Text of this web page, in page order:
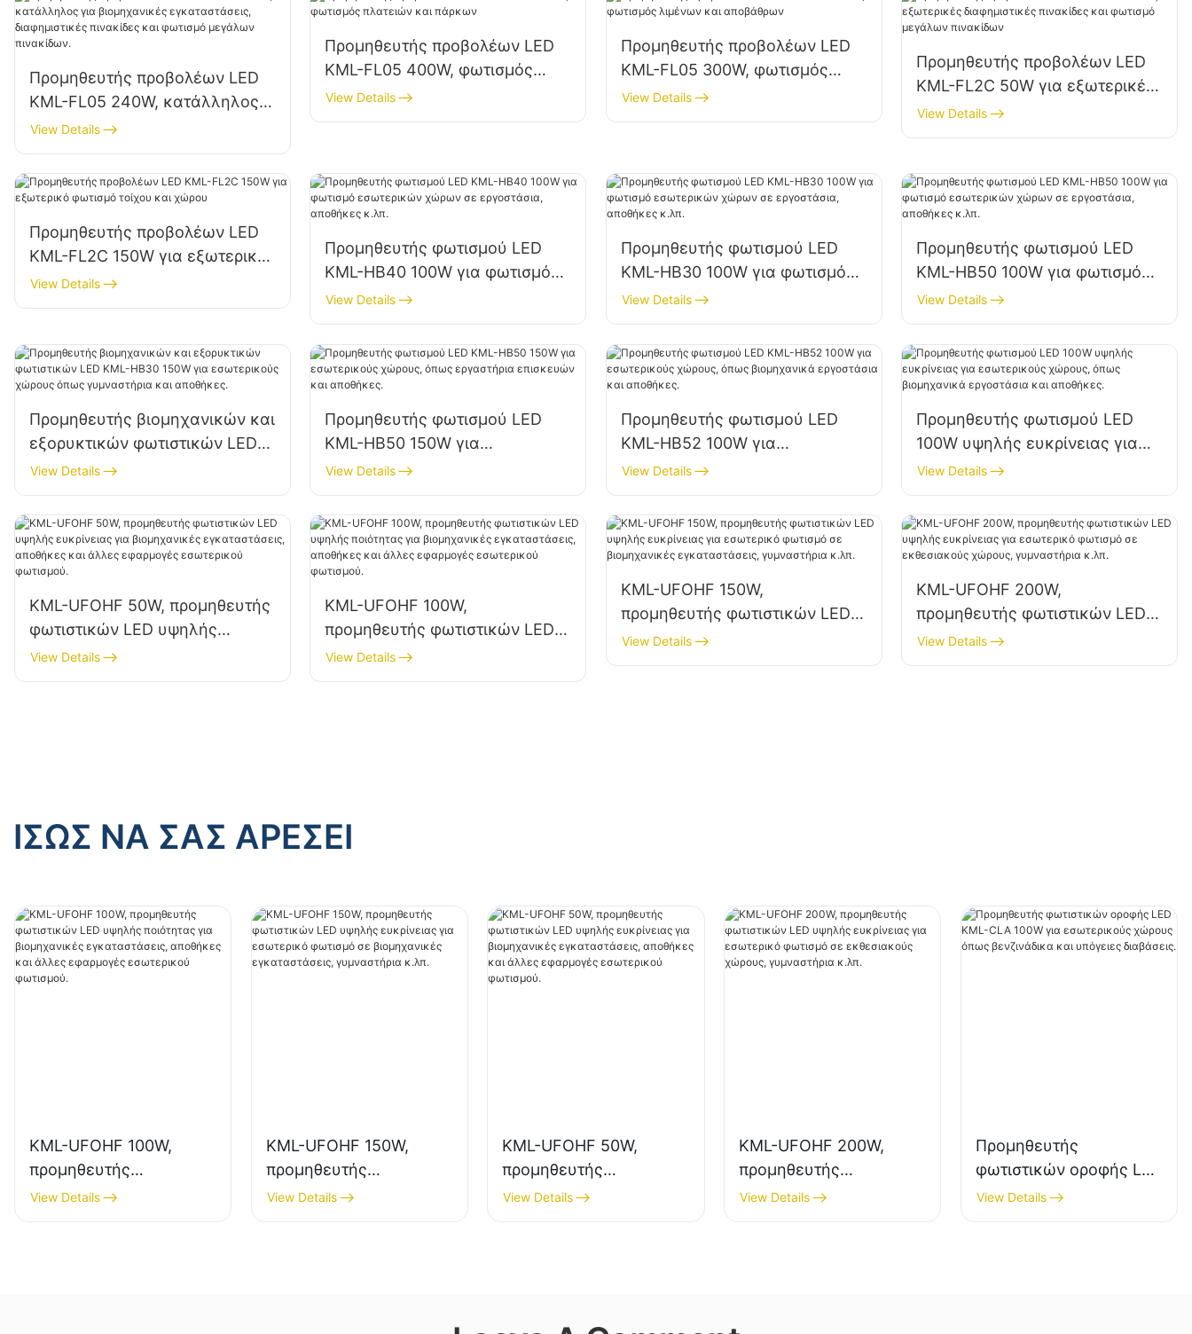
Προμηθευτής προβολέων LED
KML-FL05 240W, κατάλληλος
για βιομηχανικές
εγκαταστάσεις, διαφημιστικές
πινακίδες και φωτισμό
μεγάλων πινακίδων.
View Details
Προμηθευτής προβολέων LED
KML-FL05 400W, φωτισμός
πλατειών και πάρκων
View Details
Προμηθευτής προβολέων LED
KML-FL05 300W, φωτισμός
λιμένων και αποβάθρων
View Details
Προμηθευτής προβολέων LED
KML-FL2C 50W για εξωτερικές
διαφημιστικές πινακίδες και
φωτισμό μεγάλων πινακίδων
View Details
Προμηθευτής προβολέων LED
KML-FL2C 150W για εξωτερικό
φωτισμό τοίχου και χώρου
View Details
Προμηθευτής φωτισμού LED
KML-HB40 100W για φωτισμό
εσωτερικών χώρων σε
εργοστάσια, αποθήκες κ.λπ.
View Details
Προμηθευτής φωτισμού LED
KML-HB30 100W για φωτισμό
εσωτερικών χώρων σε
εργοστάσια, αποθήκες κ.λπ.
View Details
Προμηθευτής φωτισμού LED
KML-HB50 100W για φωτισμό
εσωτερικών χώρων σε
εργοστάσια, αποθήκες κ.λπ.
View Details
Προμηθευτής βιομηχανικών και
εξορυκτικών φωτιστικών LED
KML-HB30 150W για
εσωτερικούς χώρους όπως
γυμναστήρια και αποθήκες.
View Details
Προμηθευτής φωτισμού LED
KML-HB50 150W για
εσωτερικούς χώρους, όπως
εργαστήρια επισκευών και
αποθήκες.
View Details
Προμηθευτής φωτισμού LED
KML-HB52 100W για
εσωτερικούς χώρους, όπως
βιομηχανικά εργοστάσια και
αποθήκες.
View Details
Προμηθευτής φωτισμού LED
100W υψηλής ευκρίνειας για
εσωτερικούς χώρους, όπως
βιομηχανικά εργοστάσια και
αποθήκες.
View Details
KML-UFOHF 50W, προμηθευτής
φωτιστικών LED υψηλής
ευκρίνειας για βιομηχανικές
εγκαταστάσεις, αποθήκες και
View Details
KML-UFOHF 100W,
προμηθευτής φωτιστικών LED
υψηλής ποιότητας για
βιομηχανικές εγκαταστάσεις,
View Details
KML-UFOHF 150W,
προμηθευτής φωτιστικών LED
υψηλής ευκρίνειας για
εσωτερικό φωτισμό σε
View Details
KML-UFOHF 200W,
προμηθευτής φωτιστικών LED
υψηλής ευκρίνειας για
εσωτερικό φωτισμό σε
View Details
ΊΣΩΣ ΝΑ ΣΑΣ ΑΡΈΣΕΙ
KML-UFOHF 100W,
προμηθευτής
φωτιστικών LED
υψηλής ποιότητας για
View Details
KML-UFOHF 150W,
προμηθευτής
φωτιστικών LED
υψηλής ευκρίνειας για
View Details
KML-UFOHF 50W,
προμηθευτής
φωτιστικών LED
υψηλής ευκρίνειας για
View Details
KML-UFOHF 200W,
προμηθευτής
φωτιστικών LED
υψηλής ευκρίνειας για
View Details
Προμηθευτής
φωτιστικών οροφής LED
KML-CLA 100W για
εσωτερικούς χώρους
View Details